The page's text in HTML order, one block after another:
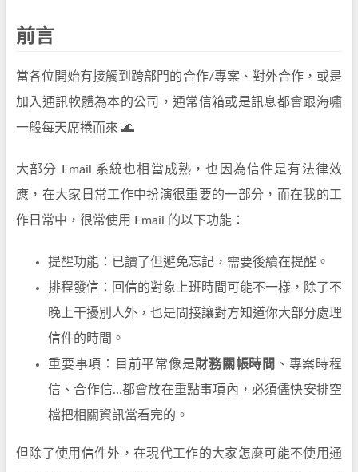
前言
當各位開始有接觸到跨部門的合作/專案、對外合作，或是
加入通訊軟體為本的公司，通常信箱或是訊息都會跟海嘯
一般每天席捲而來 🌊
大部分 Email 系統也相當成熟，也因為信件是有法律效
應，在大家日常工作中扮演很重要的一部分，而在我的工
作日常中，很常使用 Email 的以下功能：
提醒功能：已讀了但避免忘記，需要後續在提醒。
排程發信：回信的對象上班時間可能不一樣，除了不
晚上干擾別人外，也是間接讓對方知道你大部分處理
信件的時間。
重要事項：目前平常像是財務關帳時間 、專案時程
信、合作信…都會放在重點事項內，必須儘快安排空
檔把相關資訊當看完的。
但除了使用信件外，在現代工作的大家怎麼可能不使用通